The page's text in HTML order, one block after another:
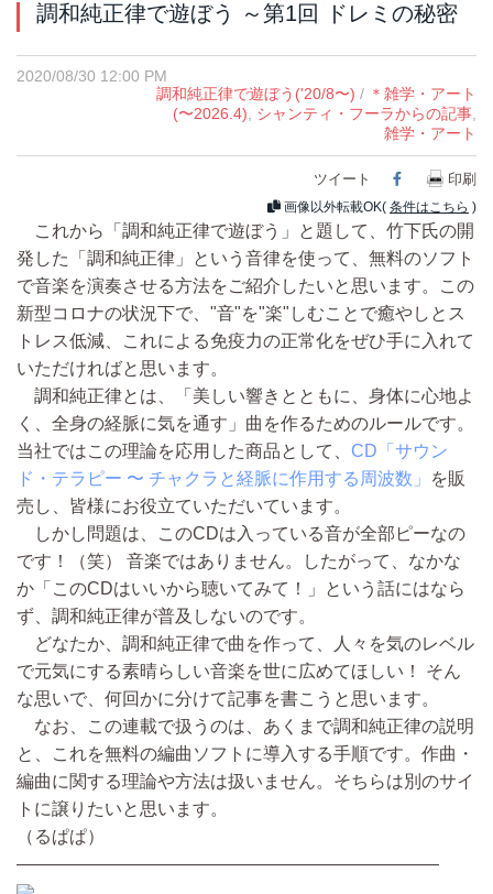
調和純正律で遊ぼう ～第1回 ドレミの秘密
2020/08/30 12:00 PM
調和純正律で遊ぼう('20/8〜) / ＊雑学・アート
(〜2026.4), シャンティ・フーラからの記事,
雑学・アート
ツイート Facebook
印刷
画像以外転載OK( 条件はこちら )
これから「調和純正律で遊ぼう」と題して、竹下氏の開
発した「調和純正律」という音律を使って、無料のソフト
で音楽を演奏させる方法をご紹介したいと思います。この
新型コロナの状況下で、"音"を"楽"しむことで癒やしとス
トレス低減、これによる免疫力の正常化をぜひ手に入れて
いただければと思います。
調和純正律とは、「美しい響きとともに、身体に心地よ
く、全身の経脈に気を通す」曲を作るためのルールです。
当社ではこの理論を応用した商品として、 CD「サウン
ド・テラピー 〜 チャクラと経脈に作用する周波数」
を販
売し、皆様にお役立ていただいています。
しかし問題は、このCDは入っている音が全部ピーなの
です！（笑） 音楽ではありません。したがって、なかな
か「このCDはいいから聴いてみて！」という話にはなら
ず、調和純正律が普及しないのです。
どなたか、調和純正律で曲を作って、人々を気のレベル
で元気にする素晴らしい音楽を世に広めてほしい！ そん
な思いで、何回かに分けて記事を書こうと思います。
なお、この連載で扱うのは、あくまで調和純正律の説明
と、これを無料の編曲ソフトに導入する手順です。作曲・
編曲に関する理論や方法は扱いません。そちらは別のサイ
トに譲りたいと思います。
（るぱぱ）
————————————————————————